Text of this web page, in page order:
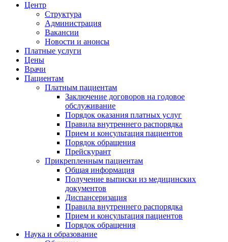
Центр
Структура
Администрация
Вакансии
Новости и анонсы
Платные услуги
Цены
Врачи
Пациентам
Платным пациентам
Заключение договоров на годовое
обслуживание
Порядок оказания платных услуг
Правила внутреннего распорядка
Прием и консультация пациентов
Порядок обращения
Прейскурант
Прикрепленным пациентам
Общая информация
Получение выписки из медицинских
документов
Диспансеризация
Правила внутреннего распорядка
Прием и консультация пациентов
Порядок обращения
Наука и образование